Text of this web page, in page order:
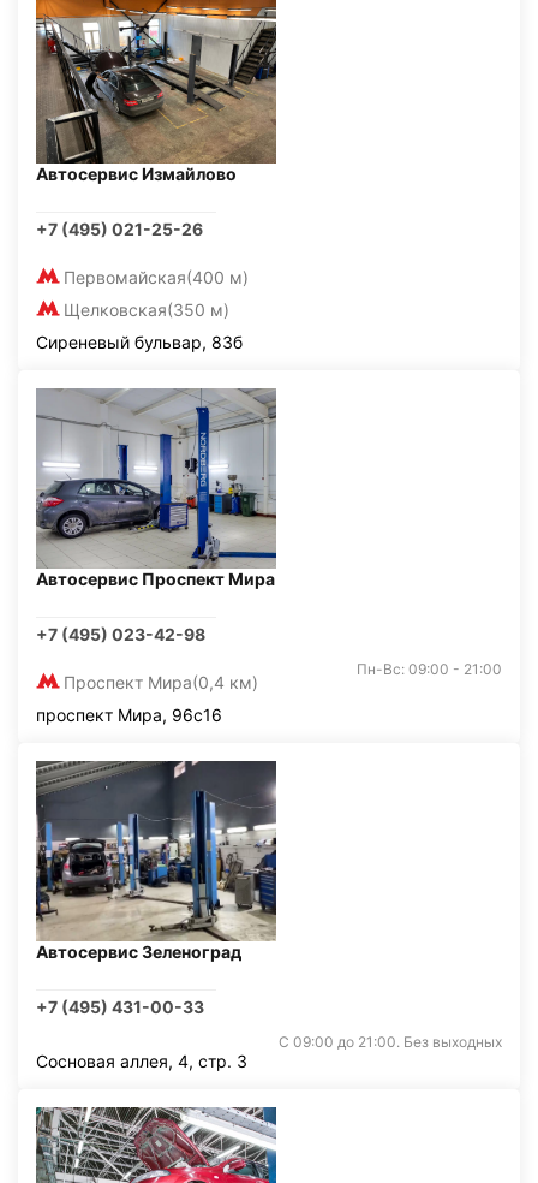
Автосервис Измайлово
+7 (495) 021-25-26
Первомайская(400 м)
Щелковская(350 м)
Сиреневый бульвар, 83б
Автосервис Проспект Мира
+7 (495) 023-42-98
Проспект Мира(0,4 км)
Пн-Вс: 09:00 - 21:00
проспект Мира, 96с16
Автосервис Зеленоград
+7 (495) 431-00-33
С 09:00 до 21:00. Без выходных
Сосновая аллея, 4, стр. 3